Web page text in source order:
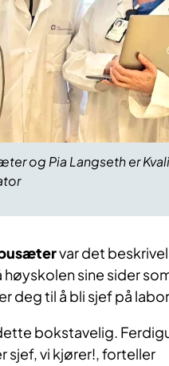
ogPia Langsether
var det
høyskolen sine sider
deg til å bli sjef på
bokstavelig.
sjef, vi kjører!, forteller